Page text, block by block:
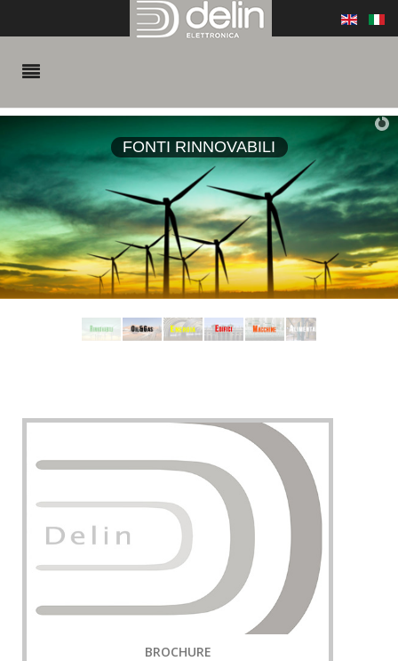
FONTI RINNOVABILI
BROCHURE